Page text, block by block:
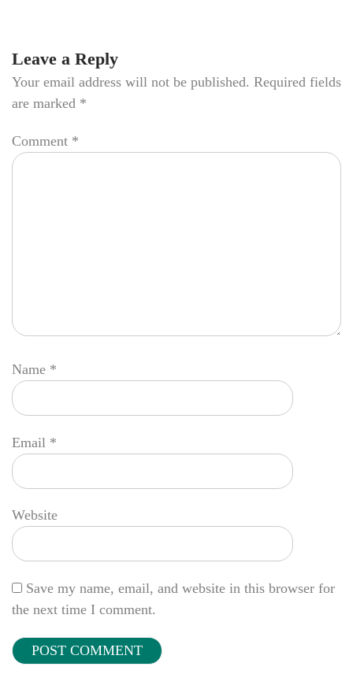
Leave a Reply
Your email address will not be published. Required fields
are marked *
Comment *
Name *
Email *
Website
Save my name, email, and website in this browser for
the next time I comment.